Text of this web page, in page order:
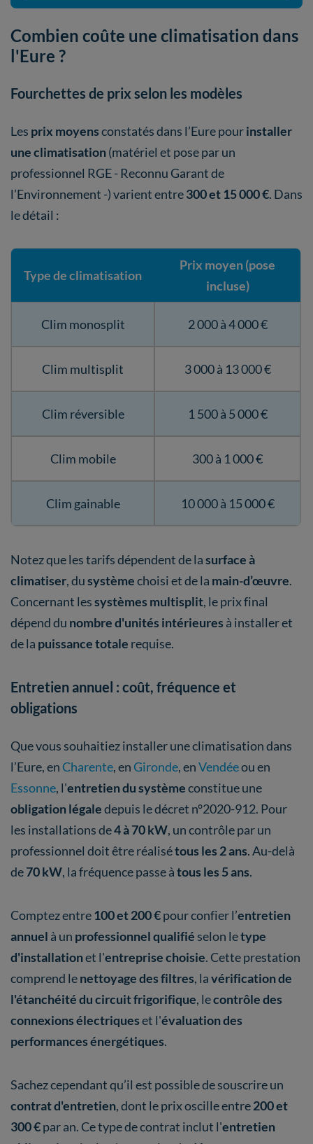
Combien coûte une climatisation dans
l'Eure ?
Fourchettes de prix selon les modèles
Les prix moyensconstatés dans l’Eure pourinstaller
une climatisation(matériel et pose par un
professionnel RGE - Reconnu Garant de
l’Environnement -) varient entre300 et 15 000 €. Dans
le détail :
Type de climatisation
Prix moyen (pose
incluse)
Clim monosplit 2 000 à 4 000 €
Clim multisplit 3 000 à 13 000 €
Clim réversible 1 500 à 5 000 €
Clim mobile 300 à 1 000 €
Clim gainable 10 000 à 15 000 €
Notez que les tarifs dépendent de lasurface à
climatiser, dusystèmechoisi et de la main-d’œuvre.
Concernant lessystèmes multisplit, le prix final
dépend du nombre d'unités intérieures à installer et
de la puissance totale requise.
Entretien annuel : coût, fréquence et
obligations
Que vous souhaitiez installer une climatisation dans
l’Eure, en Charente, en Gironde, enVendéeou en
Essonne, l'entretien du systèmeconstitue une
obligation légaledepuis le décret n°2020-912. Pour
les installations de4 à 70 kW, un contrôle par un
professionnel doit être réalisétous les 2 ans. Au-delà
de70 kW, la fréquence passe àtous les 5 ans.
Comptez entre100 et 200 €pour confier l’entretien
annuel à un professionnel qualifié selon letype
d'installationet l'entreprise choisie. Cette prestation
comprend lenettoyage des filtres, lavérification de
l'étanchéité du circuit frigorifique, lecontrôle des
connexions électriqueset l'évaluation des
performances énergétiques.
Sachez cependant qu’il est possible de souscrire un
contrat d'entretien, dont le prix oscille entre200 et
300 €par an. Ce type de contrat inclut l'entretien